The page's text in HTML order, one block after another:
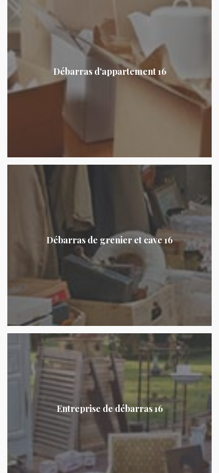
Débarras d'appartement 16
Débarras de grenier et cave 16
Entreprise de débarras 16